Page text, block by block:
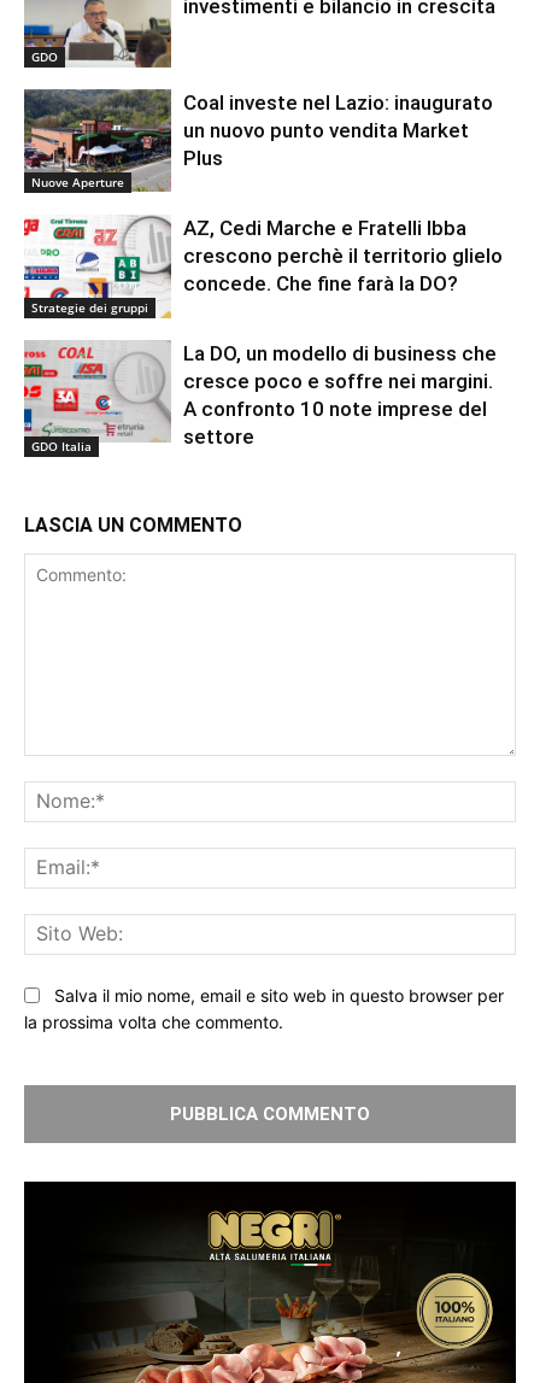
GDO
investimenti e bilancio in crescita
Nuove Aperture
Coal investe nel Lazio: inaugurato
un nuovo punto vendita Market
Plus
Strategie dei gruppi
AZ, Cedi Marche e Fratelli Ibba
crescono perchè il territorio glielo
concede. Che fine farà la DO?
GDO Italia
La DO, un modello di business che
cresce poco e soffre nei margini.
A confronto 10 note imprese del
settore
LASCIA UN COMMENTO
Salva il mio nome, email e sito web in questo browser per
la prossima volta che commento.